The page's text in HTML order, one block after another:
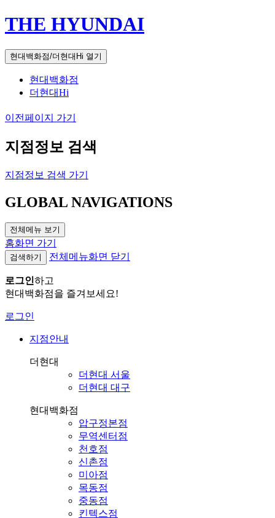
THE HYUNDAI
현대백화점/더현대Hi 열기
현대백화점
더현대Hi
이전페이지 가기
지점정보 검색
지점정보 검색 가기
GLOBAL NAVIGATIONS
전체메뉴 보기
홈화면 가기
검색하기 전체메뉴화면 닫기
로그인하고
현대백화점을 즐겨보세요!
로그인
지점안내
더현대
더현대 서울
더현대 대구
현대백화점
압구정본점
무역센터점
천호점
신촌점
미아점
목동점
중동점
킨텍스점